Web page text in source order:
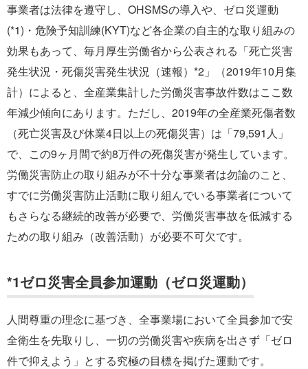
事業者は法律を遵守し、OHSMSの導入や、ゼロ災運動
(*1)・危険予知訓練(KYT)など各企業の自主的な取り組みの
効果もあって、毎月厚生労働省から公表される「死亡災害
発生状況・死傷災害発生状況（速報）*2」（2019年10月集
計）によると、全産業集計した労働災害事故件数はここ数
年減少傾向にあります。ただし、2019年の全産業死傷者数
（死亡災害及び休業4日以上の死傷災害）は「79,591人」
で、この9ヶ月間で約8万件の死傷災害が発生しています。
労働災害防止の取り組みが不十分な事業者は勿論のこと、
すでに労働災害防止活動に取り組んでいる事業者について
もさらなる継続的改善が必要で、労働災害事故を低減する
ための取り組み（改善活動）が必要不可欠です。
*1ゼロ災害全員参加運動（ゼロ災運動）
人間尊重の理念に基づき、全事業場において全員参加で安
全衛生を先取りし、一切の労働災害や疾病を出さず「ゼロ
件で抑えよう」とする究極の目標を掲げた運動です。